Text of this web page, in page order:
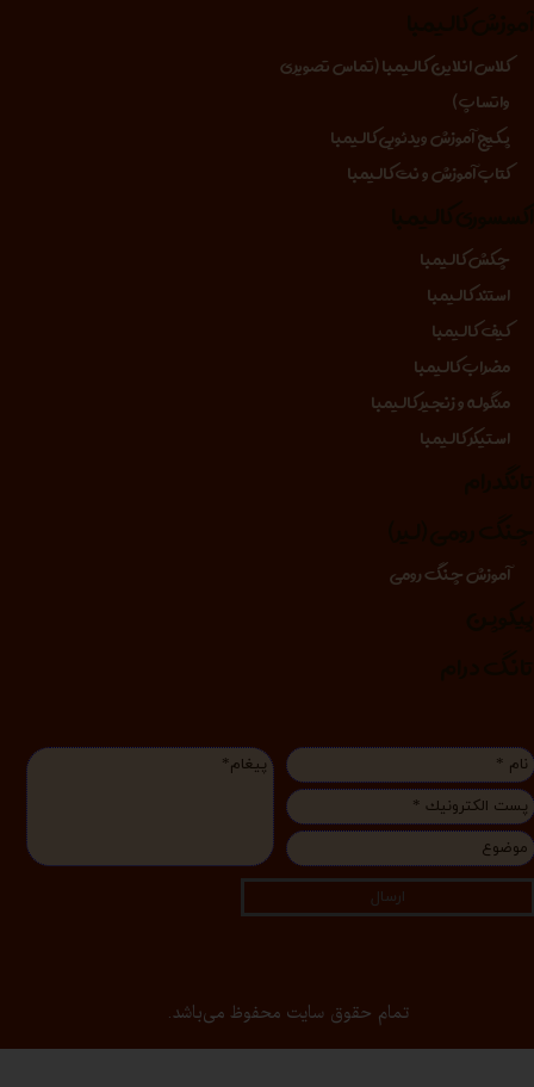
تمام حقوق سایت محفوظ می‌باشد.
ارسال
کلاس انلاین کالیمبا (تماس تصویری
واتساپ)
پکیج آموزش ویدئویی کالیمبا
کتاب آموزش و نت کالیمبا
چکش کالیمبا
استند کالیمبا
کیف کالیمبا
مضراب کالیمبا
منگوله و زنجیر کالیمبا
استیکر کالیمبا
آموزش چنگ رومی